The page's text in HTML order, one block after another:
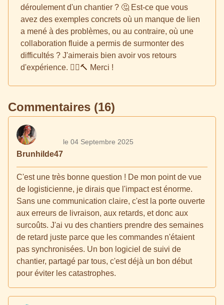
déroulement d'un chantier ? 🤔 Est-ce que vous
avez des exemples concrets où un manque de lien
a mené à des problèmes, ou au contraire, où une
collaboration fluide a permis de surmonter des
difficultés ? J'aimerais bien avoir vos retours
d'expérience. 👷‍♀️🔨 Merci !
Commentaires (16)
Brunhilde47
le 04 Septembre 2025
C'est une très bonne question ! De mon point de vue
de logisticienne, je dirais que l'impact est énorme.
Sans une communication claire, c'est la porte ouverte
aux erreurs de livraison, aux retards, et donc aux
surcoûts. J'ai vu des chantiers prendre des semaines
de retard juste parce que les commandes n'étaient
pas synchronisées. Un bon logiciel de suivi de
chantier, partagé par tous, c'est déjà un bon début
pour éviter les catastrophes.